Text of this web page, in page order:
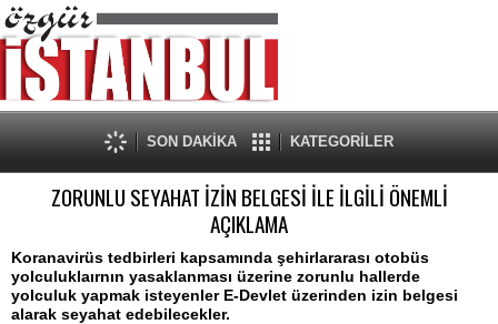
SON DAKİKA KATEGORİLER
ZORUNLU SEYAHAT İZİN BELGESİ İLE İLGİLİ ÖNEMLİ
AÇIKLAMA
Koranavirüs tedbirleri kapsamında şehirlararası otobüs
yolculuklaırnın yasaklanması üzerine zorunlu hallerde
yolculuk yapmak isteyenler E-Devlet üzerinden izin belgesi
alarak seyahat edebilecekler.